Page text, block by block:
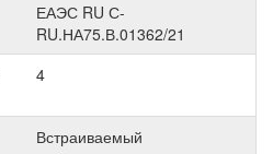
ЕАЭС RU С-
RU.НА75.В.01362/21
4
Встраиваемый